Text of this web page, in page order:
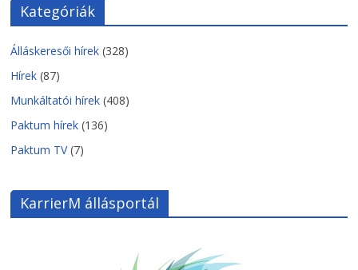
Kategóriák
Álláskeresői hírek (328)
Hírek (87)
Munkáltatói hírek (408)
Paktum hírek (136)
Paktum TV(7)
KarrierM állásportál